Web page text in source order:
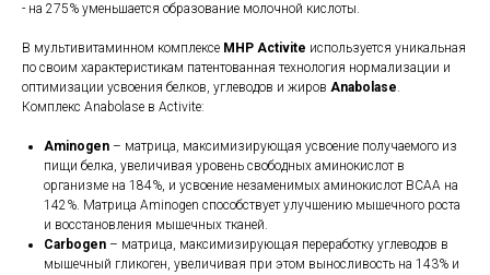
- на 275% уменьшается образование молочной кислоты.
В мультивитаминном комплексе MHP Activite используется уникальная
по своим характеристикам патентованная технология нормализации и
оптимизации усвоения белков, углеводов и жиров Anabolase.
Комплекс Anabolase в Activite:
Aminogen – матрица, максимизирующая усвоение получаемого из
пищи белка, увеличивая уровень свободных аминокислот в
организме на 184%, и усвоение незаменимых аминокислот BCAA на
142%. Матрица Aminogen способствует улучшению мышечного роста
и восстановления мышечных тканей.
Carbogen – матрица, максимизирующая переработку углеводов в
мышечный гликоген, увеличивая при этом выносливость на 143% и